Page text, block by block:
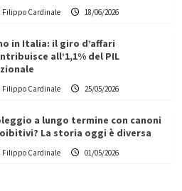
Filippo Cardinale 18/06/2026
in Italia: il giro d’affari
all’1,1% del PIL
Filippo Cardinale 25/05/2026
a lungo termine con canoni
La storia oggi è diversa
Filippo Cardinale 01/05/2026